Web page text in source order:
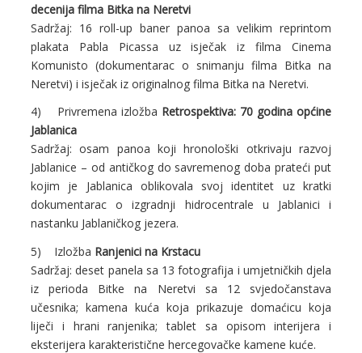
decenija filma Bitka na Neretvi
Sadržaj: 16 roll-up baner panoa sa velikim reprintom
plakata Pabla Picassa uz isječak iz filma Cinema
Komunisto (dokumentarac o snimanju filma Bitka na
Neretvi) i isječak iz originalnog filma Bitka na Neretvi.
4) Privremena izložba Retrospektiva: 70 godina općine
Jablanica
Sadržaj: osam panoa koji hronološki otkrivaju razvoj
Jablanice – od antičkog do savremenog doba prateći put
kojim je Jablanica oblikovala svoj identitet uz kratki
dokumentarac o izgradnji hidrocentrale u Jablanici i
nastanku Jablaničkog jezera.
5) Izložba Ranjenici na Krstacu
Sadržaj: deset panela sa 13 fotografija i umjetničkih djela
iz perioda Bitke na Neretvi sa 12 svjedočanstava
učesnika; kamena kuća koja prikazuje domaćicu koja
liječi i hrani ranjenika; tablet sa opisom interijera i
eksterijera karakteristične hercegovačke kamene kuće.